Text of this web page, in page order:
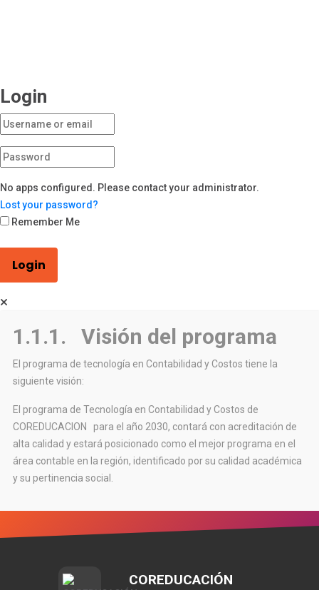
Login
No apps configured. Please contact your administrator.
Lost your password?
Remember Me
Login
1.1.1. Visión del programa
El programa de tecnología en Contabilidad y Costos tiene la
siguiente visión:
El programa de Tecnología en Contabilidad y Costos de
COREDUCACION para el año 2030, contará con acreditación de
alta calidad y estará posicionado como el mejor programa en el
área contable en la región, identificado por su calidad académica
y su pertinencia social.
COREDUCACIÓN